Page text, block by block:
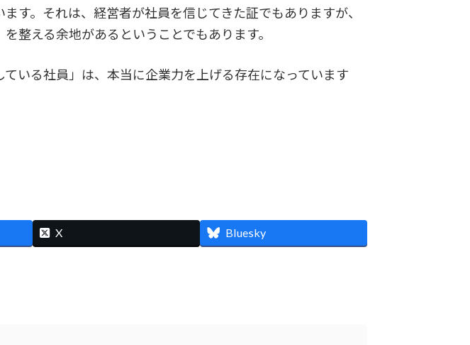
ます。それは、経営者が社員を信じてきた証でもありますが、
整える余地があるということでもあります。
ている社員」は、本当に企業力を上げる存在になっています
X Bluesky